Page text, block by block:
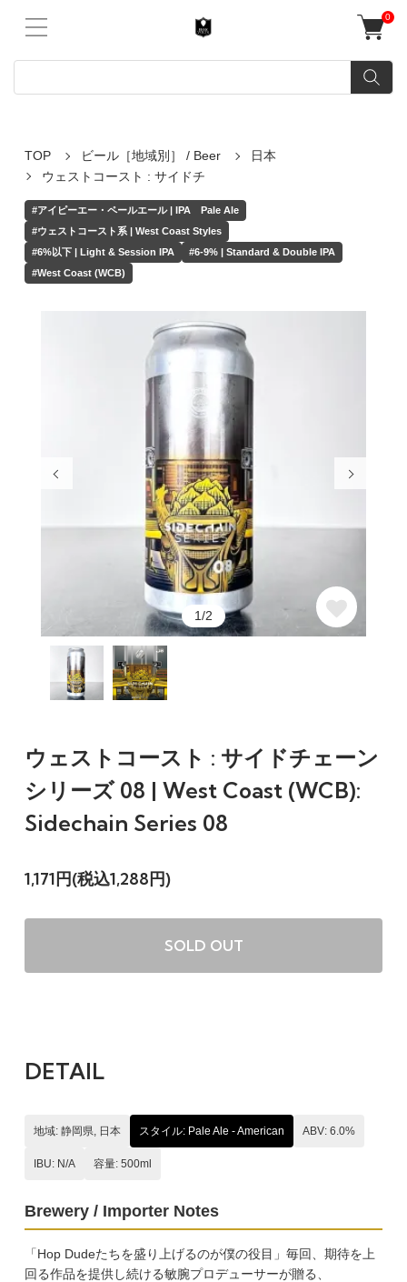
0
TOP ビール［地域別］ / Beer
日本
ウェストコースト : サイドチ
#アイピーエー・ペールエール | IPA Pale Ale
#ウェストコースト系 | West Coast Styles
#6%以下 | Light & Session IPA
#6-9% | Standard & Double IPA
#West Coast (WCB)
1/2
ウェストコースト : サイドチェーン
シリーズ 08 | West Coast (WCB):
Sidechain Series 08
1,171円(税込1,288円)
SOLD OUT
DETAIL
地域: 静岡県, 日本 スタイル: Pale Ale - American ABV: 6.0%
IBU: N/A 容量: 500ml
Brewery / Importer Notes
「Hop Dudeたちを盛り上げるのが僕の役目」毎回、期待を上
回る作品を提供し続ける敏腕プロデューサーが贈る、